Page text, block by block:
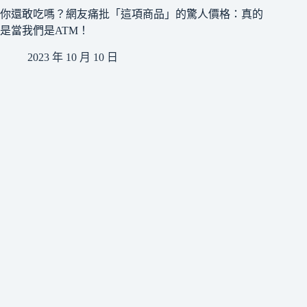
你還敢吃嗎？網友痛批「這項商品」的驚人價格：真的
是當我們是ATM！
2023 年 10 月 10 日